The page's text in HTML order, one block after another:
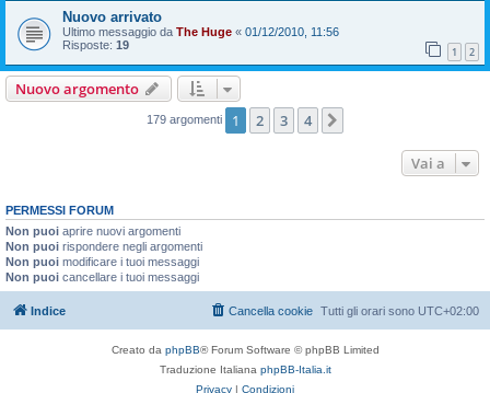
Nuovo arrivato
Ultimo messaggio da The Huge « 01/12/2010, 11:56
Risposte: 19 1 2
Nuovo argomento
179 argomenti 1 2 3 4
Vai a
PERMESSI FORUM
Non puoi aprire nuovi argomenti
Non puoi rispondere negli argomenti
Non puoi modificare i tuoi messaggi
Non puoi cancellare i tuoi messaggi
Indice Tutti gli orari sono UTC+02:00
Cancella cookie
Creato da phpBB® Forum Software © phpBB Limited
Traduzione Italiana phpBB-Italia.it
Privacy | Condizioni